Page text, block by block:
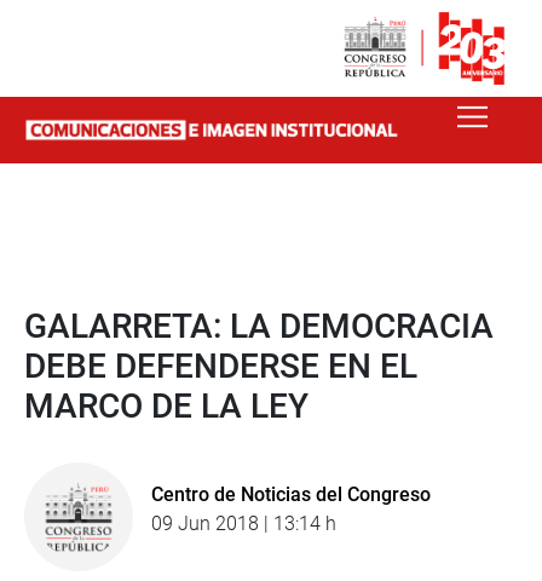
GALARRETA: LA DEMOCRACIA
DEBE DEFENDERSE EN EL
MARCO DE LA LEY
Centro de Noticias del Congreso
09 Jun 2018 | 13:14 h